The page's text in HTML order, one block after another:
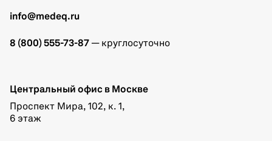
info@medeq.ru
8 (800) 555-73-87 — круглосуточно
Центральный офис в Москве
Проспект Мира, 102, к. 1,
6 этаж